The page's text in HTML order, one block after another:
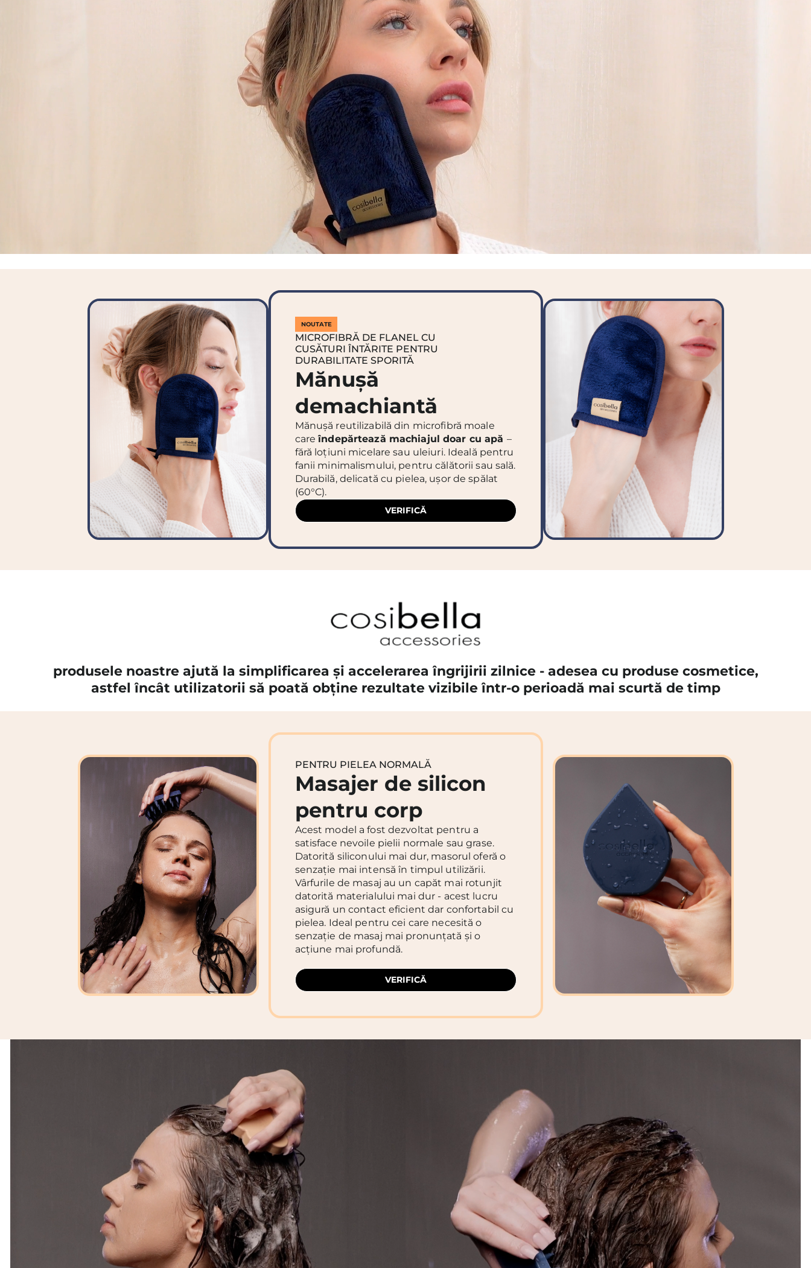
NOUTATE
MICROFIBRĂ DE FLANEL CU
CUSĂTURI ÎNTĂRITE PENTRU
DURABILITATE SPORITĂ
Mănușă
demachiantă
Mănușă reutilizabilă din microfibră moale
careîndepărtează machiajul doar cu apă –
fără loțiuni micelare sau uleiuri. Ideală pentru
fanii minimalismului, pentru călătorii sau sală.
Durabilă, delicată cu pielea, ușor de spălat
(60°C).
VERIFICĂ
produsele noastre ajută la simplificarea și accelerarea îngrijirii zilnice - adesea cu produse cosmetice,
astfel încât utilizatorii să poată obține rezultate vizibile într-o perioadă mai scurtă de timp
PENTRU PIELEA NORMALĂ
Masajer de silicon
pentru corp
Acest model a fost dezvoltat pentru a
satisface nevoile pielii normale sau grase.
Datorită siliconului mai dur, masorul oferă o
senzație mai intensă în timpul utilizării.
Vârfurile de masaj au un capăt mai rotunjit
datorită materialului mai dur - acest lucru
asigură un contact eficient dar confortabil cu
pielea. Ideal pentru cei care necesită o
senzație de masaj mai pronunțată și o
acțiune mai profundă.
VERIFICĂ